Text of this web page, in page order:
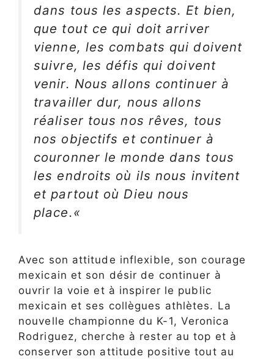
dans tous les aspects. Et bien,
que tout ce qui doit arriver
vienne, les combats qui doivent
suivre, les défis qui doivent
venir. Nous allons continuer à
travailler dur, nous allons
réaliser tous nos rêves, tous
nos objectifs et continuer à
couronner le monde dans tous
les endroits où ils nous invitent
et partout où Dieu nous
place.«
Avec son attitude inflexible, son courage
mexicain et son désir de continuer à
ouvrir la voie et à inspirer le public
mexicain et ses collègues athlètes. La
nouvelle championne du K-1, Veronica
Rodriguez, cherche à rester au top et à
conserver son attitude positive tout au